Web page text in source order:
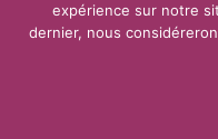
Powered by
Privium – Des
psychologues,
expérience sur notre
dernier, nous